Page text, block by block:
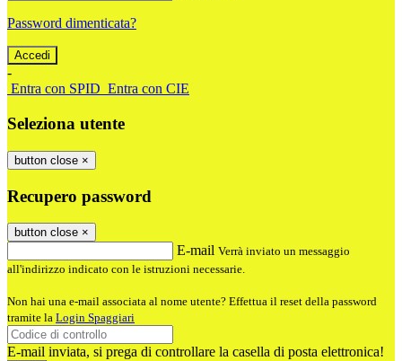
Password dimenticata?
-
Entra con SPID Entra con CIE
Seleziona utente
button close ×
Recupero password
button close ×
E-mail Verrà inviato un messaggio
all'indirizzo indicato con le istruzioni necessarie.
Non hai una e-mail associata al nome utente? Effettua il reset della password
tramite la Login Spaggiari
E-mail inviata, si prega di controllare la casella di posta elettronica!